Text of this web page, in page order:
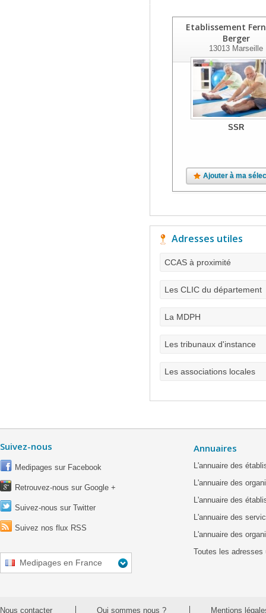
Etablissement
Berger
13013 Marseille
SSR
Ajouter à ma
Adresses utiles
CCAS à proximité
Les CLIC du département
La MDPH
Les tribunaux d'instance
Les associations locales
Suivez-nous
Medipages sur Facebook
Retrouvez-nous sur Google +
Suivez-nous sur Twitter
Suivez nos flux RSS
Medipages en France
Annuaires
L'annuaire des
L'annuaire des
L'annuaire des
L'annuaire des
L'annuaire des
Toutes les adresses
Nous contacter Qui sommes nous ? Mentions